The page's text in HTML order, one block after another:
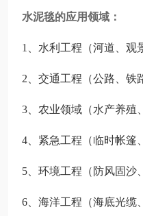
水泥毯的应用领域：
1、水利工程（河道、观
2、交通工程（公路、铁
3、农业领域（水产养殖
4、紧急工程（临时帐篷
5、环境工程（防风固沙
6、海洋工程（海底光缆